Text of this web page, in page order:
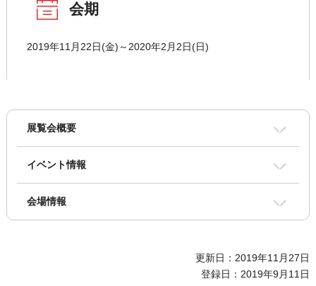
会期
2019年11月22日(金)～2020年2月2日(日)
展覧会概要
イベント情報
会場情報
更新日：2019年11月27日
登録日：2019年9月11日